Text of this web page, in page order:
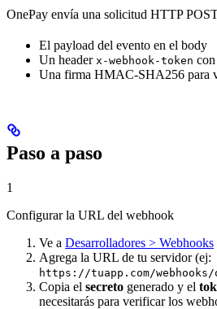
OnePay envía una solicitud HTTP
El payload del evento en el body
Un header x-webhook-token
Una firma HMAC-SHA256 para
Paso a paso
1
Configurar la URL del webhook
Ve a Desarrolladores > Webhooks
Agrega la URL de tu servidor (ej:
https://tuapp.com/webhooks/
Copia el secreto generado y el
necesitarás para verificar los